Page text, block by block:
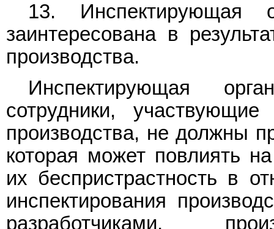
13. Инспектирующая
заинтересована в
производства.
Инспектирующая
сотрудники,
производства, не должны
которая может повлиять
их беспристрастность в
инспектирования
разработчиками,